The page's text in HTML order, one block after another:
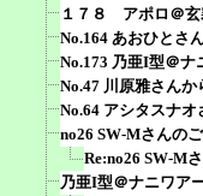
１７８ アポロ＠玄
No.164 あおひとさ
No.173 乃亜I型＠ナ
No.47 川原雅さんか
No.64 アシタスナ
no26 SW-Mさんの
Re:no26 SW-M
乃亜I型＠ナニワア